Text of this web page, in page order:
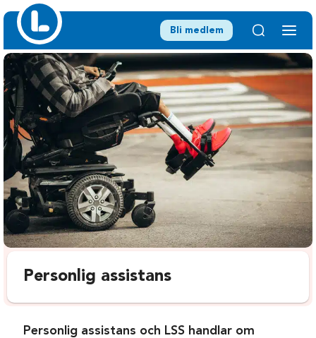
Bli medlem
Personlig assistans
Personlig assistans och LSS handlar om